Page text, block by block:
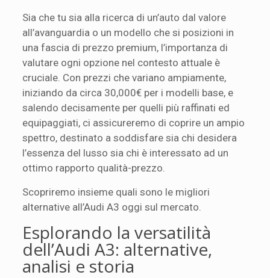
Sia che tu sia alla ricerca di un’auto dal valore
all’avanguardia o un modello che si posizioni in
una fascia di prezzo premium, l’importanza di
valutare ogni opzione nel contesto attuale è
cruciale. Con prezzi che variano ampiamente,
iniziando da circa 30,000€ per i modelli base, e
salendo decisamente per quelli più raffinati ed
equipaggiati, ci assicureremo di coprire un ampio
spettro, destinato a soddisfare sia chi desidera
l’essenza del lusso sia chi è interessato ad un
ottimo rapporto qualità-prezzo.
Scopriremo insieme quali sono le migliori
alternative all’Audi A3 oggi sul mercato.
Esplorando la versatilità
dell’Audi A3: alternative,
analisi e storia